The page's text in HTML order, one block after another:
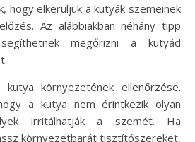
hogy elkerüljük a kutyák szemeinek
Az alábbiakban néhány tipp
megőrizni a kutyád
környezetének ellenőrzése.
a kutya nem érintkezik olyan
irritálhatják a szemét. Ha
környezetbarát tisztítószereket,